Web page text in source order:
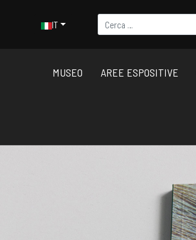
Seleziona la tua lingua
IT
MUSEO AREE ESPOSITIVE